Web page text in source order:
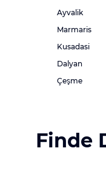
Ayvalik
Marmaris
Kusadasi
Dalyan
Çeşme
Finde